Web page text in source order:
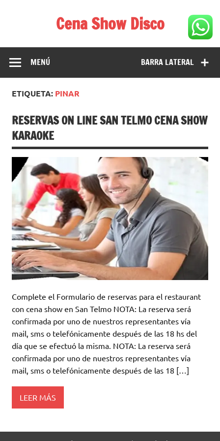
Cena Show Disco
Cena Show Disco – DISCO CENA SHOW GUIA DE
RESTAURANTES
BARRA LATERAL
MENÚ
ETIQUETA: PINAR
RESERVAS ON LINE SAN TELMO CENA SHOW
KARAOKE
Complete el Formulario de reservas para el restaurant
con cena show en San Telmo NOTA: La reserva será
confirmada por uno de nuestros representantes vía
mail, sms o telefónicamente después de las 18 hs del
día que se efectuó la misma. NOTA: La reserva será
confirmada por uno de nuestros representantes vía
mail, sms o telefónicamente después de las 18 […]
LEER MÁS